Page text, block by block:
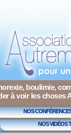
boulimie,
à voir les choses
NOS
NOS VIDÉOS